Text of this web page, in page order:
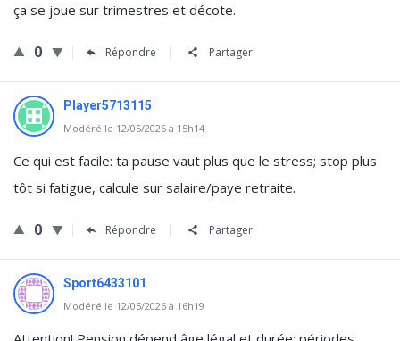
ça se joue sur trimestres et décote.
0 Répondre Partager
Player5713115
Modéré le 12/05/2026 à 15h14
Ce qui est facile: ta pause vaut plus que le stress; stop plus
tôt si fatigue, calcule sur salaire/paye retraite.
0 Répondre Partager
Sport6433101
Modéré le 12/05/2026 à 16h19